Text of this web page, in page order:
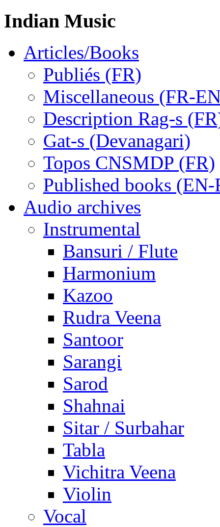
Indian Music
Articles/Books
Publiés (FR)
Miscellaneous (FR-
Description Rag-s
Gat-s (Devanagari)
Topos CNSMDP (FR)
Published books (EN-
Audio archives
Instrumental
Bansuri / Flute
Harmonium
Kazoo
Rudra Veena
Santoor
Sarangi
Sarod
Shahnai
Sitar / Surbahar
Tabla
Vichitra Veena
Violin
Vocal